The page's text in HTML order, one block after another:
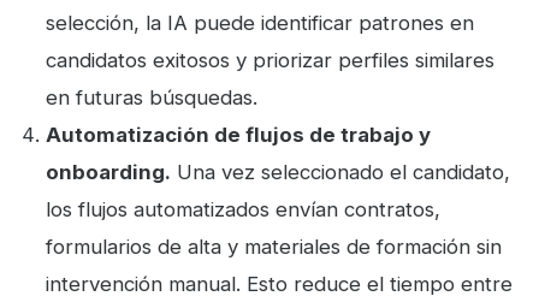
selección, la IA puede identificar patrones en
candidatos exitosos y priorizar perfiles similares
en futuras búsquedas.
Automatización de flujos de trabajo y
onboarding. Una vez seleccionado el candidato,
los flujos automatizados envían contratos,
formularios de alta y materiales de formación sin
intervención manual. Esto reduce el tiempo entre